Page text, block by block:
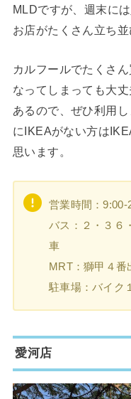
MLDですが、週末に
お店がたくさん立ち並
カルフールでたくさ
なってしまっても大
あるので、ぜひ利用
にIKEAがない方は
思います。
営業時間：9:00-
バス：２・３６
車
MRT：獅甲４番
駐車場：バイク
愛河店